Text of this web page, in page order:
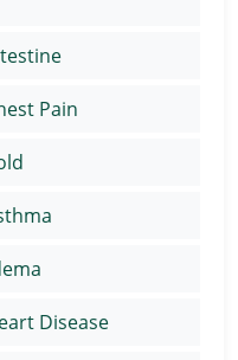
Pain
Disease